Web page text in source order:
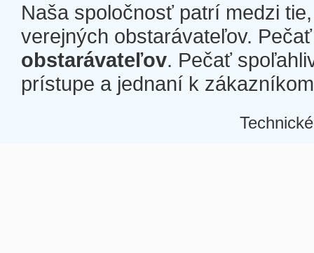
Naša spoločnosť patrí medzi
verejných obstarávateľov.
obstarávateľov. Pečať
prístupe a jednaní k